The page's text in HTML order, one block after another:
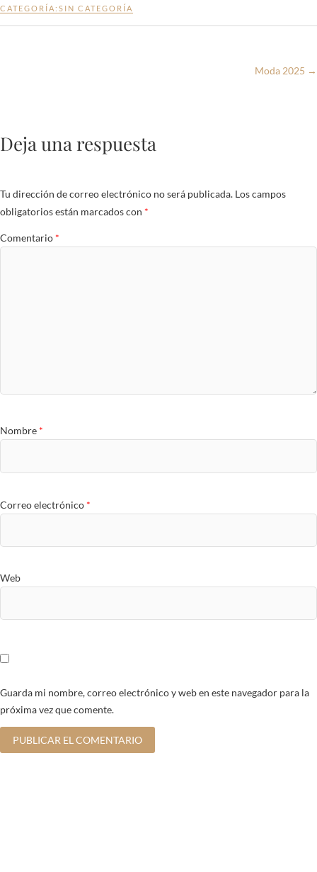
CATEGORÍA: SIN CATEGORÍA
Moda 2025 →
Deja una respuesta
Tu dirección de correo electrónico no será publicada. Los campos
obligatorios están marcados con *
Comentario *
Nombre *
Correo electrónico *
Web
Guarda mi nombre, correo electrónico y web en este navegador para la
próxima vez que comente.